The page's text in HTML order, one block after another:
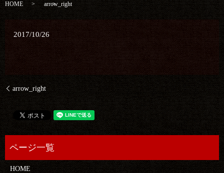
HOME arrow_right
2017/10/26
arrow_right
HOME